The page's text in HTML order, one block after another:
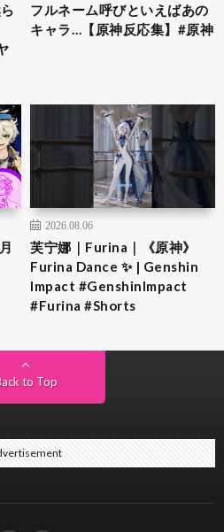
フルネーム呼びといえばあの
キャラ…【原神反応集】#原神
2026.08.06
芙宁娜｜Furina｜《原神》
Furina Dance ✨ | Genshin
Impact #GenshinImpact
#Furina #Shorts
to Top